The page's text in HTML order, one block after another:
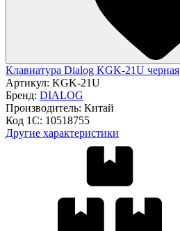
Клавиатура Dialog KGK-21U черная
Артикул: KGK-21U
Бренд: DIALOG
Производитель: Китай
Код 1С: 10518755
Другие характеристики